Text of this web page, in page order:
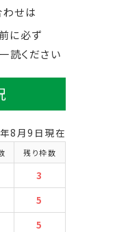
に必ず
一読ください
8月9日現在
残り枠数
3
5
5